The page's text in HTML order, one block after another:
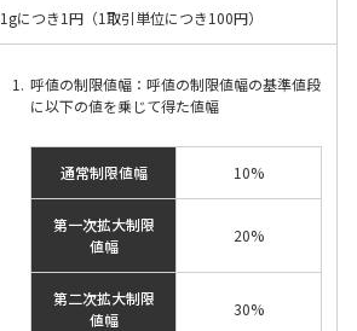
1gにつき1円（1取引単位につき100円）
呼値の制限値幅：呼値の制限値幅の基準値段
に以下の値を乗じて得た値幅
通常制限値幅 10%
第一次拡大制限
値幅
20%
第二次拡大制限
値幅
30%